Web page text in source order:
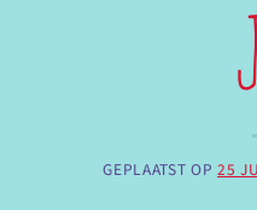
GEPLAATST OP25